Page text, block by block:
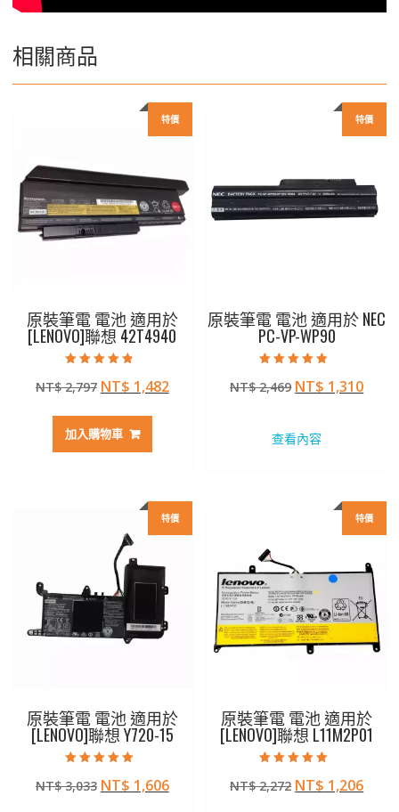
相關商品
特價
原裝筆電 電池 適用於
[LENOVO]聯想 42T4940
4.50
滿分 5
NT$2,797 原
價
格：
NT$ 1,482目
加入購物車
特價
原裝筆電 電池 適用於 NEC
PC-VP-WP90
4.50
滿分 5
NT$2,469 原
格：
NT$ 1,310目
查看內容
特價
原裝筆電 電池 適用於
[LENOVO]聯想 Y720-15
5.00
滿分 5
NT$3,033 原
NT$ 1,606目
特價
原裝筆電 電池 適用於
[LENOVO]聯想 L11M2P01
5.00
滿分 5
NT$2,272 原
NT$ 1,206目